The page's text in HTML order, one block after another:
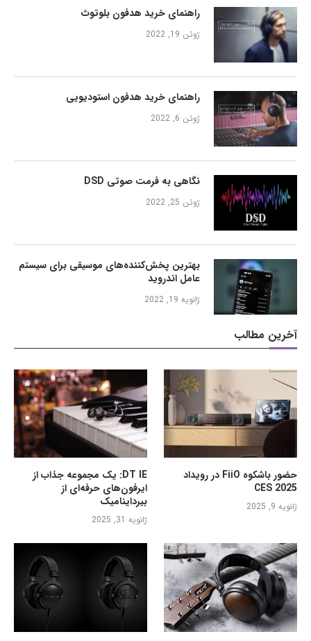
راهنمای خرید هدفون بلوتوث
ژوئن 19, 2022
راهنمای خرید هدفون استودیویی
ژوئن 6, 2022
نگاهی به فرمت صوتی DSD
ژوئن 25, 2022
بهترین پخش‌کننده‌های موسیقی برای سیستم
عامل اندروید
ژانویه 19, 2022
آخرین مطالب
DT IE: یک مجموعه جذاب از
ایرفون‌های حرفه‌ای از
بیرداینامیک
ژانویه 31, 2025
حضور باشکوه FiiO در رویداد
CES 2025
ژانویه 9, 2025